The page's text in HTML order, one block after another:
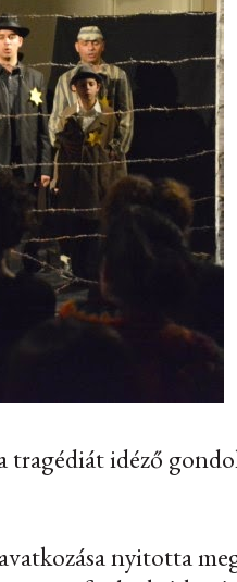
tragédiát idéző
nyitotta